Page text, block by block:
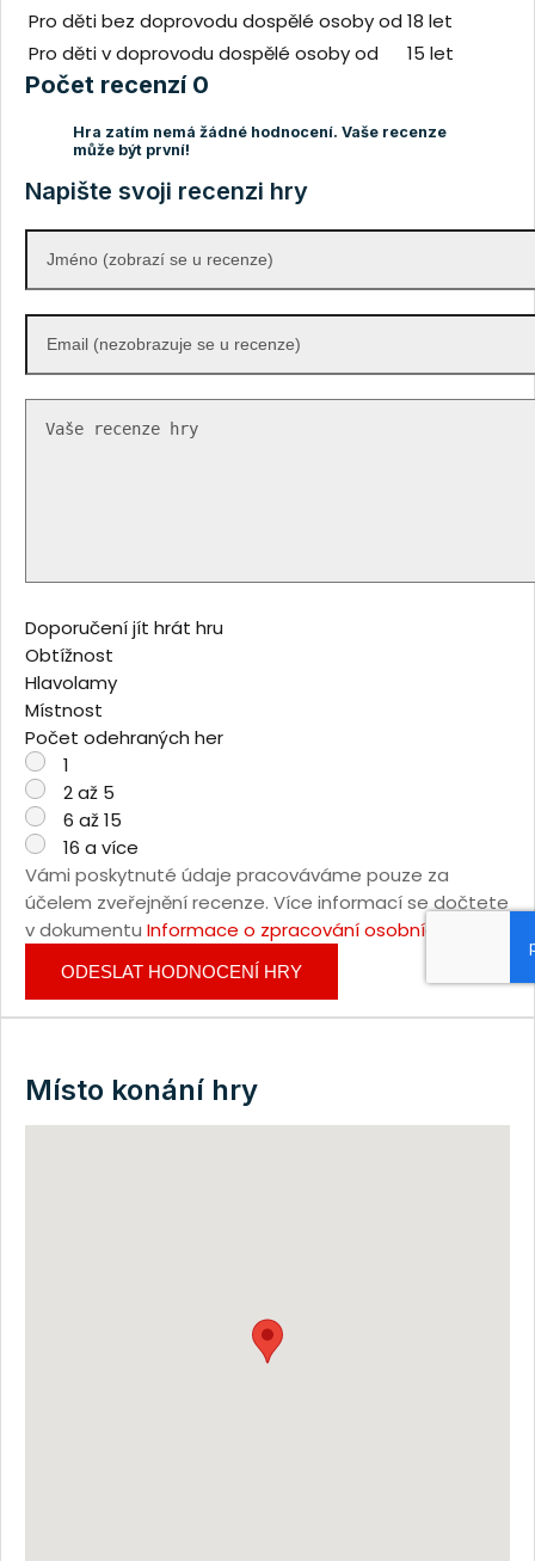
Pro děti bez doprovodu dospělé osoby od 18 let
Pro děti v doprovodu dospělé osoby od
15 let
Počet recenzí 0
Hra zatím nemá žádné hodnocení. Vaše recenze
může být první!
Napište svoji recenzi hry
Doporučení jít hrát hru
Obtížnost
Hlavolamy
Místnost
Počet odehraných her
1
2 až 5
6 až 15
16 a více
Vámi poskytnuté údaje pracováváme pouze za
účelem zveřejnění recenze. Více informací se dočtete
v dokumentu Informace o zpracování osobních údajů
ODESLAT HODNOCENÍ HRY
Místo konání hry